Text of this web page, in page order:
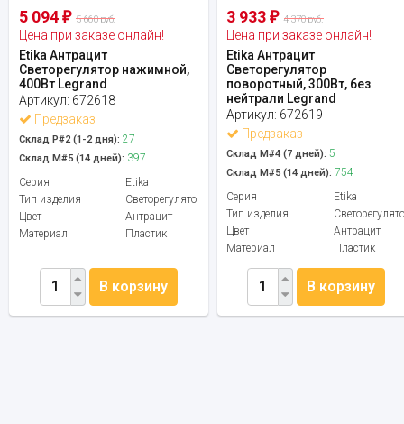
5 094 ₽ 5 660 руб.
Цена при заказе онлайн!
Etika Антрацит
Светорегулятор нажимной,
400Вт Legrand
Артикул: 672618
Предзаказ
Склад Р#2 (1-2 дня): 27
Склад М#5 (14 дней): 397
Серия
Etika
Тип изделия
Светорегулятор
Цвет
Антрацит
Материал
Пластик
В корзину
3 933₽ 4 370 руб.
Цена при заказе онлайн!
Etika Антрацит
Светорегулятор
поворотный, 300Вт, без
нейтрали Legrand
Артикул: 672619
Предзаказ
Склад М#4 (7 дней): 5
Склад М#5 (14 дней): 754
Серия
Etika
Тип изделия
Цвет
Антрацит
Материал
Пластик
В корзину